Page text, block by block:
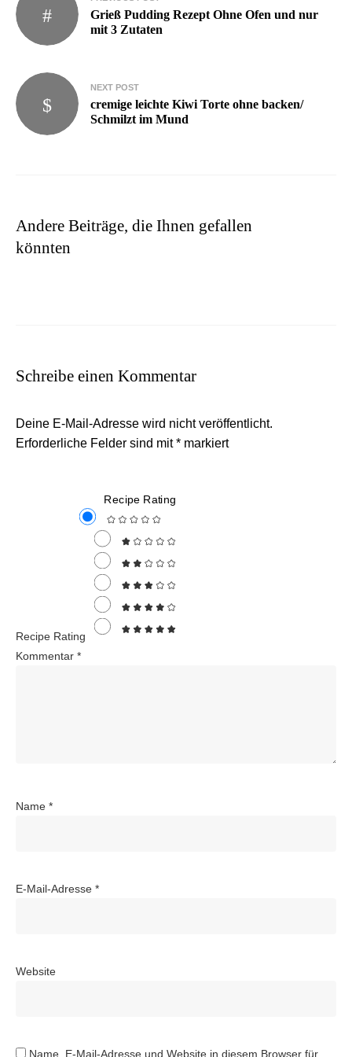
Grieß Pudding Rezept Ohne Ofen und nur
mit 3 Zutaten
NEXT POST
cremige leichte Kiwi Torte ohne backen/
Schmilzt im Mund
Andere Beiträge, die Ihnen gefallen
könnten
Schreibe einen Kommentar
Deine E-Mail-Adresse wird nicht veröffentlicht.
Erforderliche Felder sind mit* markiert
Recipe Rating
Recipe Rating
Kommentar *
Name *
E-Mail-Adresse *
Website
Name, E-Mail-Adresse und Website in diesem Browser für